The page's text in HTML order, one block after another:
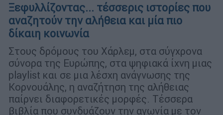
Ξεφυλλίζοντας... τέσσερις ιστορίες που
αναζητούν την αλήθεια και μία πιο
δίκαιη κοινωνία
Στους δρόμους του Χάρλεμ, στα σύγχρονα
σύνορα της Ευρώπης, στα ψηφιακά ίχνη μιας
playlist και σε μια λέσχη ανάγνωσης της
Κορνουάλης, η αναζήτηση της αλήθειας
παίρνει διαφορετικές μορφές. Τέσσερα
βιβλία που συνδυάζουν την αγωνία με τον